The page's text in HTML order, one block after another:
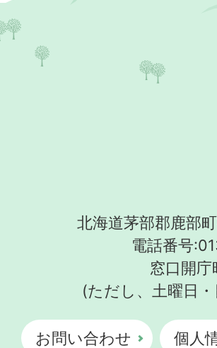
北海道茅部郡鹿部
電話番号
窓口開
(ただし、土曜日
お問い合わせ 個人